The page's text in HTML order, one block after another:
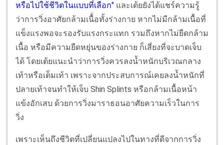
หรือไปใช้ชีวิตในแบบที่เลือก" และเต้ยยังได้แชร์ความรู้
ว่าการวิ่งอาศัยกล้ามเนื้่อทั้งร่างกาย หากไม่มีกล้ามเนื้อที่
แข็งแรงพอจะรองรับแรงกระแทก รวมถึงหากไม่ยืดกล้าม
เนื้อ หรือมีความยืดหยุ่นของร่างกาย ก็เสี่ยงที่จะบาดเจ็บ
ได้ โดยเต้ยแนะนำว่าการวิ่งควรลงน้ำหนักบริเวณกลาง
เท้าหรือเต็มเท้า เพราะจากประสบการณ์เคยลงน้ำหนักที่
ปลายเท้าจนทำให้เจ็บ Shin Splints หรือกล้ามเนื้อหน้า
แข้งอักเสบ ด้วยการวิ่งมาราธอนอาศัยความเร็วในการ
วิ่ง
เพราะเห็นถึงชีวิตที่เปลี่ยนแปลงไปในทางที่ดีจากการวิ่ง